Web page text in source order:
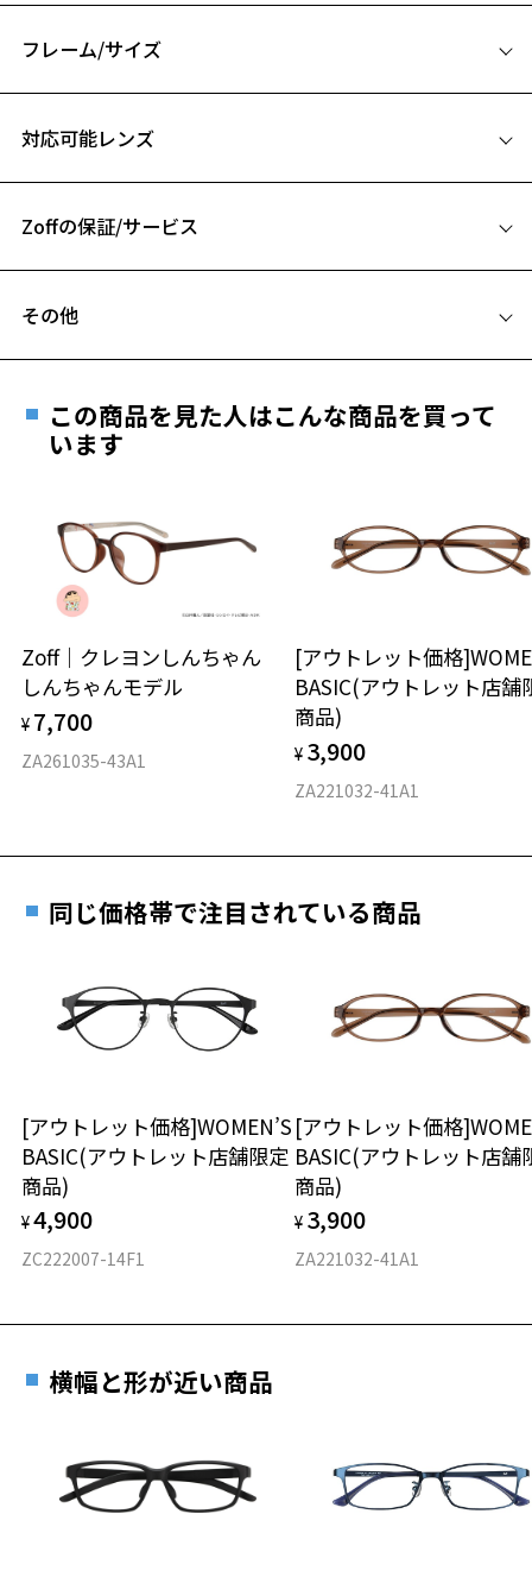
※柄や色味の出方に個体差があり、画像と異なる場合がございます。
※アウトレット商品は、販売から一定期間経過した商品などです。キ
ズ、汚れなどがあるB級品ではございません。
フレーム/サイズ
B ブリッジ(鼻部分)の横幅：17mm
仕上がり寸法
D 仕上がりの横幅：約140mm
11.8g
※着脱式サングラス：デモレンズ、アタッチメント込みの重さ
タイプ
材質
フロント素材：ステンレス
対応可能レンズ
フレームとレンズの合計料金を知りたい方へ
Zoffの保証/サービス
安心1 フレーム１年間品質保証
きます。
※保証期間内に交換が行われた場合、保証期間は初期の期間から
延長されません。
安心2 視力測定無料
視力の変化を早めに発見するために、定期的な視
力測定をおすすめいたします。
安心3 かかり具合調整無料
す。
もっと見る
その他
ご希望のお客さまは、「レンズ交換券」をお選びのうえ、
最寄りのZoff実店舗にてレンズをお買い求めください。
※サングラスやパッケージ品では「レンズ交換券」はお選び
談ください。
＜メガネの度数情報がわからない方へ＞
オンラインストアでフレームのみ購入して、
実店舗で度付きにできます
ご購入時に「レンズ交換券」をお選びいただくと、実店舗で
度数を測定のうえ、度付きレンズ（標準セットレンズ）へ無
お近くのZoff実店舗にて度数を測定いただけます（無料）。
その際は記入用紙をダウンロードしてお使いください。
ダウンロード
この商品を見た人はこんな商品を買って
います
Zoff｜クレヨンしんちゃん
しんちゃんモデル
¥ 7,700
ZA261035-43A1
[アウトレット価格
BASIC(アウトレット店舗
商品)
¥ 3,900
ZA221032-41A1
同じ価格帯で注目されている商品
[アウトレット価格]WOMEN’S
BASIC(アウトレット店舗限定
商品)
¥4,900
ZC222007-14F1
[アウトレット価格
BASIC(アウトレット店舗
商品)
¥ 3,900
ZA221032-41A1
横幅と形が近い商品